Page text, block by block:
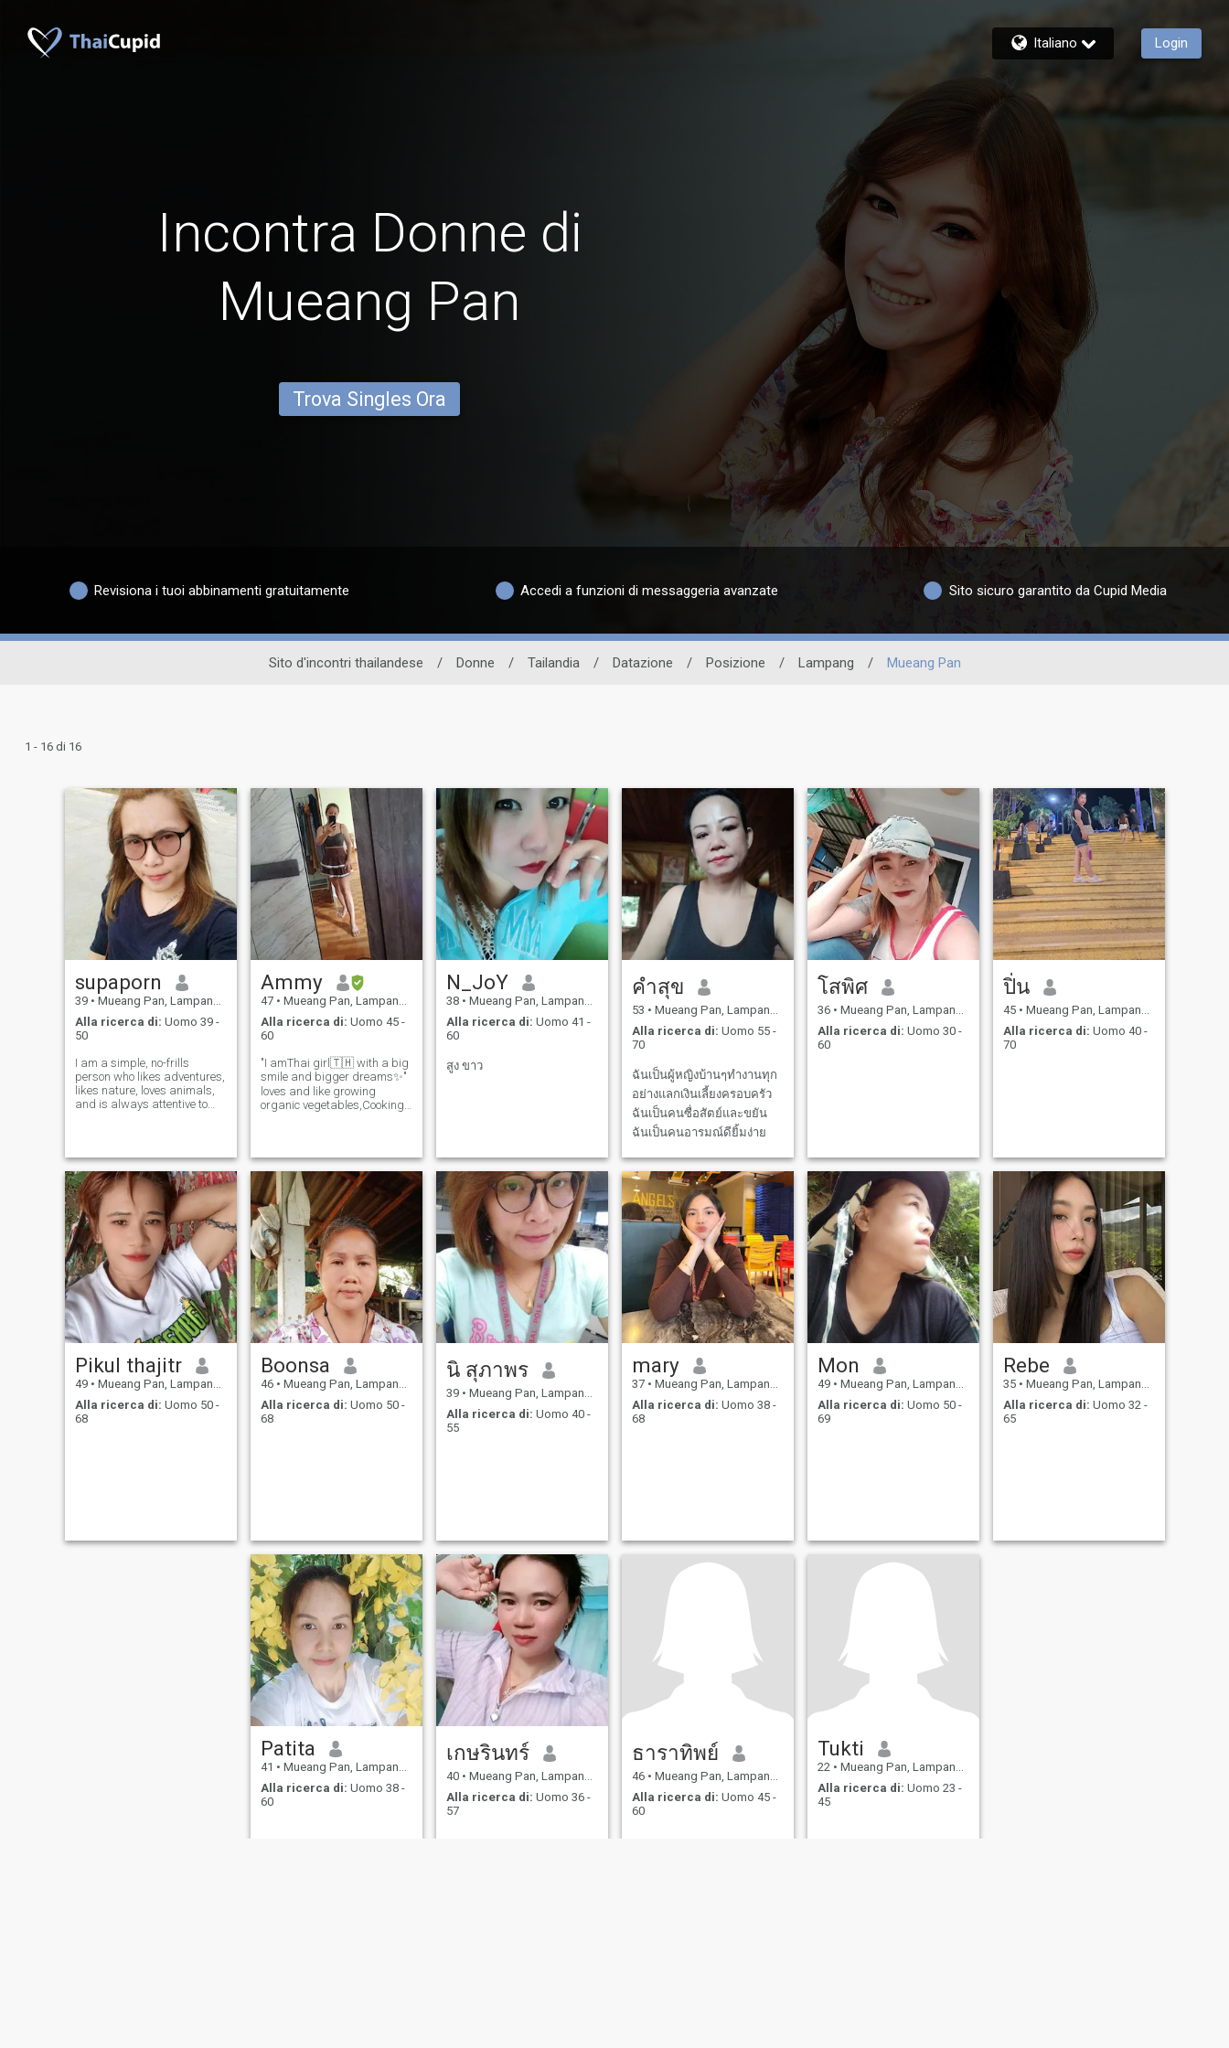
Italiano Login
Incontra Donne di
Mueang Pan
Trova Singles Ora
Revisiona i tuoi abbinamenti gratuitamente Accedi a funzioni di messaggeria avanzate Sito sicuro garantito da Cupid Media
Sito d'incontri thailandese / Donne / Tailandia / Datazione / Posizione / Lampang / Mueang Pan
1 - 16 di 16
supaporn
39 • Mueang Pan, Lampang, Thailandia
Alla ricerca di: Uomo 39 -
50
I am a simple, no-frills
person who likes adventures,
likes nature, loves animals,
and is always attentive to
Ammy
47 • Mueang Pan, Lampang, Thailandia
Alla ricerca di: Uomo 45 -
60
"I amThai girl🇹🇭 with a big
smile and bigger dreams✨"
loves and like growing
organic vegetables,Cooking,
N_JoY
38 • Mueang Pan, Lampang, Thailandia
Alla ricerca di: Uomo 41 -
60
สูง ขาว
คําสุข
53 • Mueang Pan, Lampang, Thailandia
Alla ricerca di: Uomo 55 -
70
ฉันเป็นผู้หญิงบ้านๆทำงานทุก
อย่างแลกเงินเลี้ยงครอบครัว
ฉันเป็นคนซื่อสัตย์และขยัน
ฉันเป็นคนอารมณ์ดียิ้มง่าย
โสพิศ
36 • Mueang Pan, Lampang, Thailandia
Alla ricerca di: Uomo 30 -
60
ปิ่น
45 • Mueang Pan, Lampang, Thailandia
Alla ricerca di: Uomo 40 -
70
Pikul thajitr
49 • Mueang Pan, Lampang, Thailandia
Alla ricerca di: Uomo 50 -
68
Boonsa
46 • Mueang Pan, Lampang, Thailandia
Alla ricerca di: Uomo 50 -
68
นิ สุภาพร
39 • Mueang Pan, Lampang, Thailandia
Alla ricerca di: Uomo 40 -
55
mary
37 • Mueang Pan, Lampang, Thailandia
Alla ricerca di: Uomo 38 -
68
Mon
49 • Mueang Pan, Lampang, Thailandia
Alla ricerca di: Uomo 50 -
69
Rebe
35 • Mueang Pan, Lampang, Thailandia
Alla ricerca di: Uomo 32 -
65
Patita
41 • Mueang Pan, Lampang, Thailandia
Alla ricerca di: Uomo 38 -
60
เกษรินทร์
40 • Mueang Pan, Lampang, Thailandia
Alla ricerca di: Uomo 36 -
57
ธาราทิพย์
46 • Mueang Pan, Lampang, Thailandia
Alla ricerca di: Uomo 45 -
60
Tukti
22 • Mueang Pan, Lampang, Thailandia
Alla ricerca di: Uomo 23 -
45